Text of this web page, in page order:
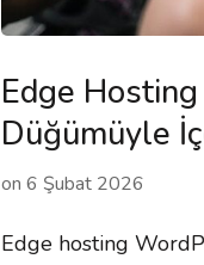
Edge
Düğümüyle
on 6 Şubat 2026
Edge hosting